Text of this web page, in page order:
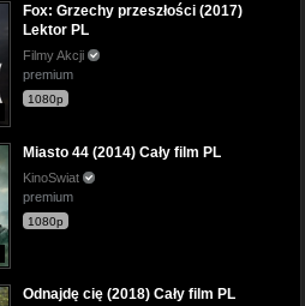
Fox: Grzechy przeszłości (2017)
Lektor PL
Filmy Akcji
premium
1080p
Miasto 44 (2014) Cały film PL
KinoSwiat
premium
1080p
Odnajdę cię (2018) Cały film PL